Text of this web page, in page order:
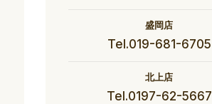
盛岡店
Tel.019-681-6705
北上店
Tel.0197-62-5667